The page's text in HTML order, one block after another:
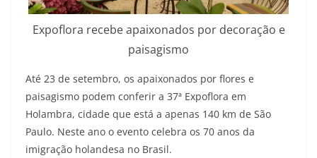
Expoflora recebe apaixonados por decoração e
paisagismo
Até 23 de setembro, os apaixonados por flores e
paisagismo podem conferir a 37ª Expoflora em
Holambra, cidade que está a apenas 140 km de São
Paulo. Neste ano o evento celebra os 70 anos da
imigração holandesa no Brasil.